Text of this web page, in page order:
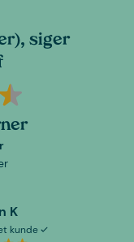
siger
K
kunde